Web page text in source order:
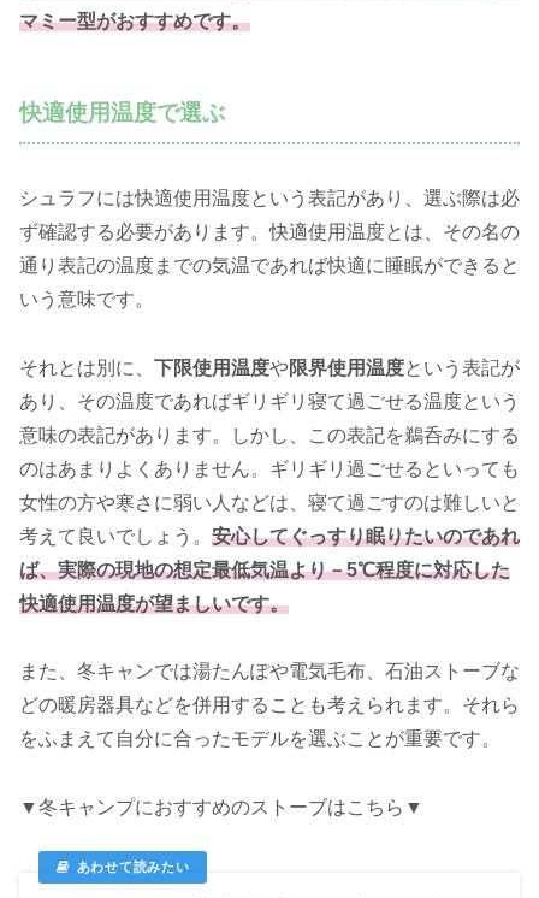
マミー型がおすすめです。
快適使用温度で選ぶ
シュラフには快適使用温度という表記があり、選ぶ際は必
ず確認する必要があります。快適使用温度とは、その名の
通り表記の温度までの気温であれば快適に睡眠ができると
いう意味です。
それとは別に、 下限使用温度や限界使用温度という表記が
あり、その温度であればギリギリ寝て過ごせる温度という
意味の表記があります。しかし、この表記を鵜呑みにする
のはあまりよくありません。ギリギリ過ごせるといっても
女性の方や寒さに弱い人などは、寝て過ごすのは難しいと
考えて良いでしょう。 安心してぐっすり眠りたいのであれ
ば、実際の現地の想定最低気温より－5℃程度に対応した
快適使用温度が望ましいです。
また、冬キャンでは湯たんぽや電気毛布、石油ストーブな
どの暖房器具などを併用することも考えられます。それら
をふまえて自分に合ったモデルを選ぶことが重要です。
▼冬キャンプにおすすめのストーブはこちら▼